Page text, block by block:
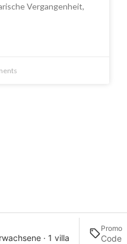
Vergangenheit,
· 1 villa
Promo